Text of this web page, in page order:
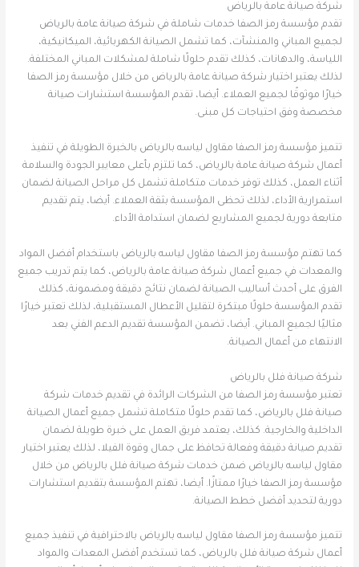
شركة صيانة عامة بالرياض
تقدم مؤسسة رمز الصفا خدمات شاملة في شركة صيانة عامة بالرياض
لجميع المباني والمنشآت، كما تشمل الصيانة الكهربائية، الميكانيكية،
اللياسة، والدهانات، كذلك تقدم حلولًا شاملة لمشكلات المباني المختلفة.
لذلك يعتبر اختيار شركة صيانة عامة بالرياض من خلال مؤسسة رمز الصفا
خيارًا موثوقًا لجميع العملاء. أيضا، تقدم المؤسسة استشارات صيانة
مخصصة وفق احتياجات كل مبنى.
تتميز مؤسسة رمز الصفا مقاول لياسه بالرياض بالخبرة الطويلة في تنفيذ
أعمال شركة صيانة عامة بالرياض، كما تلتزم بأعلى معايير الجودة والسلامة
أثناء العمل، كذلك توفر خدمات متكاملة تشمل كل مراحل الصيانة لضمان
استمرارية الأداء، لذلك تحظى المؤسسة بثقة العملاء. أيضا، يتم تقديم
متابعة دورية لجميع المشاريع لضمان استدامة الأداء.
كما تهتم مؤسسة رمز الصفا مقاول لياسه بالرياض باستخدام أفضل المواد
والمعدات في جميع أعمال شركة صيانة عامة بالرياض، كما يتم تدريب جميع
الفرق على أحدث أساليب الصيانة لضمان نتائج دقيقة ومضمونة، كذلك
تقدم المؤسسة حلولًا مبتكرة لتقليل الأعطال المستقبلية، لذلك تعتبر خيارًا
مثاليًا لجميع المباني. أيضا، تضمن المؤسسة تقديم الدعم الفني بعد
الانتهاء من أعمال الصيانة.
شركة صيانة فلل بالرياض
تعتبر مؤسسة رمز الصفا من الشركات الرائدة في تقديم خدمات شركة
صيانة فلل بالرياض، كما تقدم حلولًا متكاملة تشمل جميع أعمال الصيانة
الداخلية والخارجية. كذلك، يعتمد فريق العمل على خبرة طويلة لضمان
تقديم صيانة دقيقة وفعالة تحافظ على جمال وقوة الفيلا، لذلك يعتبر اختيار
مقاول لياسه بالرياض ضمن خدمات شركة صيانة فلل بالرياض من خلال
مؤسسة رمز الصفا خيارًا ممتازًا. أيضا، تهتم المؤسسة بتقديم استشارات
دورية لتحديد أفضل خطط الصيانة.
تتميز مؤسسة رمز الصفا مقاول لياسه بالرياض بالاحترافية في تنفيذ جميع
أعمال شركة صيانة فلل بالرياض، كما تستخدم أفضل المعدات والمواد